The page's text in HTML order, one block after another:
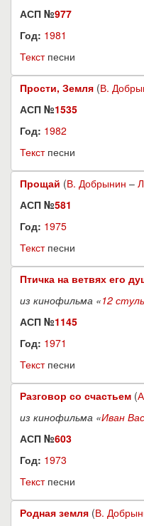
АСП №977
Год: 1981
Текстпесни
Прости, Земля (В.
АСП №1535
Год: 1982
Текстпесни
Прощай (В. Добрынин –
АСП №581
Год: 1975
Текстпесни
Птичка на ветвях его
из кинофильма «12
АСП №1145
Год: 1971
Текстпесни
Разговор со счастьем (
из кинофильма «Иван
АСП №603
Год: 1973
Текстпесни
Родная земля (В.